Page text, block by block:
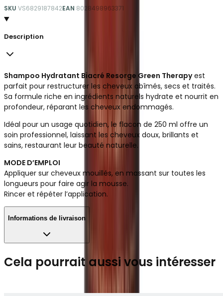
SKU VS6829187842EAN 8028498963371
Description
Shampoo Hydratant Biacré Resorge Green Therapyest
parfait pour restructurer les cheveux abîmés, secs et traités.
Sa formule riche en ingrédients naturels hydrate et nourrit en
profondeur, réparant les cheveux endommagés.
Idéal pour un usage quotidien, le flacon de 250 ml offre un
soin professionnel, laissant les cheveux doux, brillants et
sains, restaurant leur beauté naturelle.
MODE D’EMPLOI
Appliquer sur cheveux mouillés, en massant sur toutes les
longueurs pour faire agir la mousse.
Rincer et répéter l’application.
Informations de livraison
Cela pourrait aussi vous intéresser